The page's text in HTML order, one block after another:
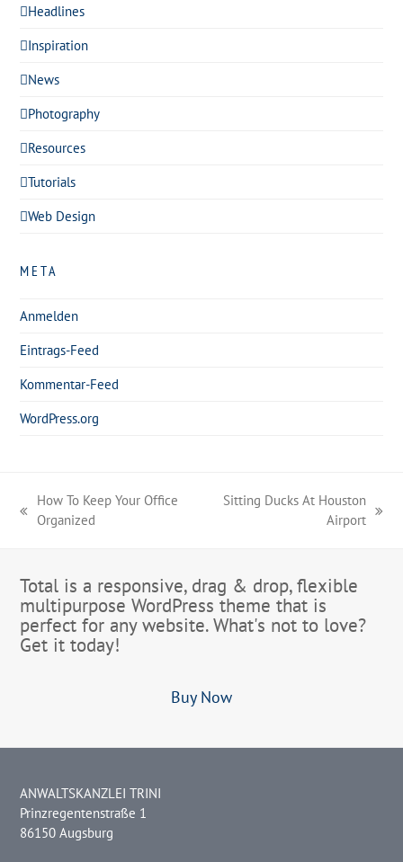
Headlines
Inspiration
News
Photography
Resources
Tutorials
Web Design
META
Anmelden
Eintrags-Feed
Kommentar-Feed
WordPress.org
vorheriger
How To Keep Your Office
Organized
Sitting Ducks At Houston
Airport
Total is a responsive, drag & drop, flexible
multipurpose WordPress theme that is
perfect for any website. What's not to love?
Get it today!
Buy Now
ANWALTSKANZLEI TRINI
Prinzregentenstraße 1
86150 Augsburg